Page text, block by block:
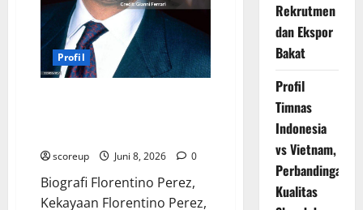
Profil
scoreup Juni 8, 2026 0
Biografi Florentino Perez,
Kekayaan Florentino Perez,
Rekrutmen
dan Ekspor
Bakat
Profil
Timnas
Indonesia
vs Vietnam,
Perbandingan
Kualitas